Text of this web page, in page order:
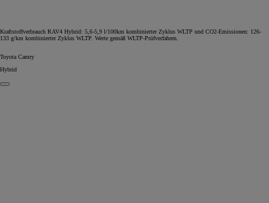
Kraftstoffverbrauch RAV4 Hybrid: 5,6-5,9 l/100km kombinierter Zyklus WLTP und CO2-Emissionen: 126-
133 g/km kombinierter Zyklus WLTP. Werte gemäß WLTP-Prüfverfahren.
Toyota Camry
Hybrid